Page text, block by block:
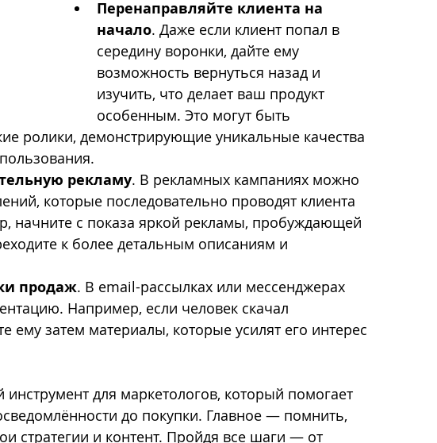
Перенаправляйте клиента на
начало. Даже если клиент попал в
середину воронки, дайте ему
возможность вернуться назад и
изучить, что делает ваш продукт
особенным. Это могут быть
ролики, демонстрирующие уникальные качества
рекламу. В рекламных кампаниях можно
которые последовательно проводят клиента
начните с показа яркой рекламы, пробуждающей
к более детальным описаниям и
продаж. В email-рассылках или мессенджерах
Например, если человек скачал
ему затем материалы, которые усилят его интерес
для маркетологов, который помогает
до покупки. Главное — помнить,
стратегии и контент. Пройдя все шаги — от